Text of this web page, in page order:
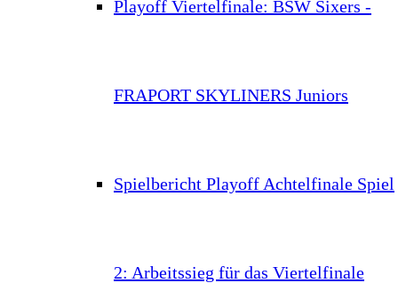
Playoff Viertelfinale: BSW Sixers -
FRAPORT SKYLINERS Juniors
Spielbericht Playoff Achtelfinale Spiel
2: Arbeitssieg für das Viertelfinale